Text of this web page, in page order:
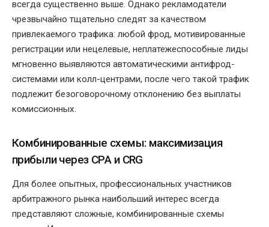
всегда существенно выше. Однако рекламодатели
чрезвычайно тщательно следят за качеством
привлекаемого трафика: любой фрод, мотивированные
регистрации или нецелевые, неплатежеспособные лиды
мгновенно выявляются автоматическими антифрод-
системами или колл-центрами, после чего такой трафик
подлежит безоговорочному отклонению без выплаты
комиссионных.
Комбинированные схемы: максимизация
прибыли через CPA и CRG
Для более опытных, профессиональных участников
арбитражного рынка наибольший интерес всегда
представляют сложные, комбинированные схемы